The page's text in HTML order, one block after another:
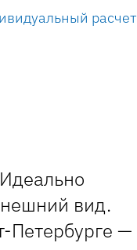
вид.
Петербурге —
расчет